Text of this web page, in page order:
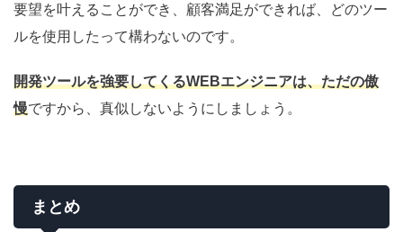
要望を叶えることができ、顧客満足ができれば、どのツー
ルを使用したって構わないのです。
開発ツールを強要してくるWEBエンジニアは、ただの傲
慢ですから、真似しないようにしましょう。
まとめ